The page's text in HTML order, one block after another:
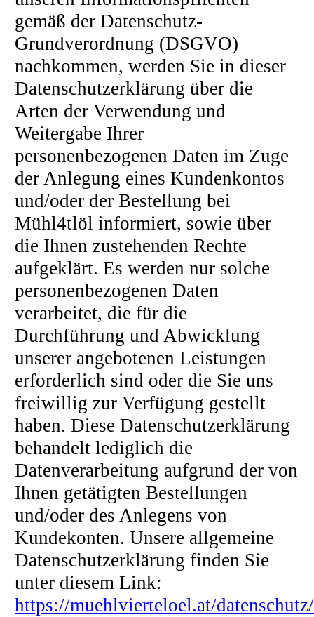
gemäß der Datenschutz-
Grundverordnung (DSGVO)
nachkommen, werden Sie in dieser
Datenschutzerklärung über die
Arten der Verwendung und
Weitergabe Ihrer
personenbezogenen Daten im Zuge
der Anlegung eines Kundenkontos
und/oder der Bestellung bei
Mühl4tlöl informiert, sowie über
die Ihnen zustehenden Rechte
aufgeklärt. Es werden nur solche
personenbezogenen Daten
verarbeitet, die für die
Durchführung und Abwicklung
unserer angebotenen Leistungen
erforderlich sind oder die Sie uns
freiwillig zur Verfügung gestellt
haben. Diese Datenschutzerklärung
behandelt lediglich die
Datenverarbeitung aufgrund der von
Ihnen getätigten Bestellungen
und/oder des Anlegens von
Kundekonten. Unsere allgemeine
Datenschutzerklärung finden Sie
unter diesem Link:
https://muehlvierteloel.at/datenschutz/